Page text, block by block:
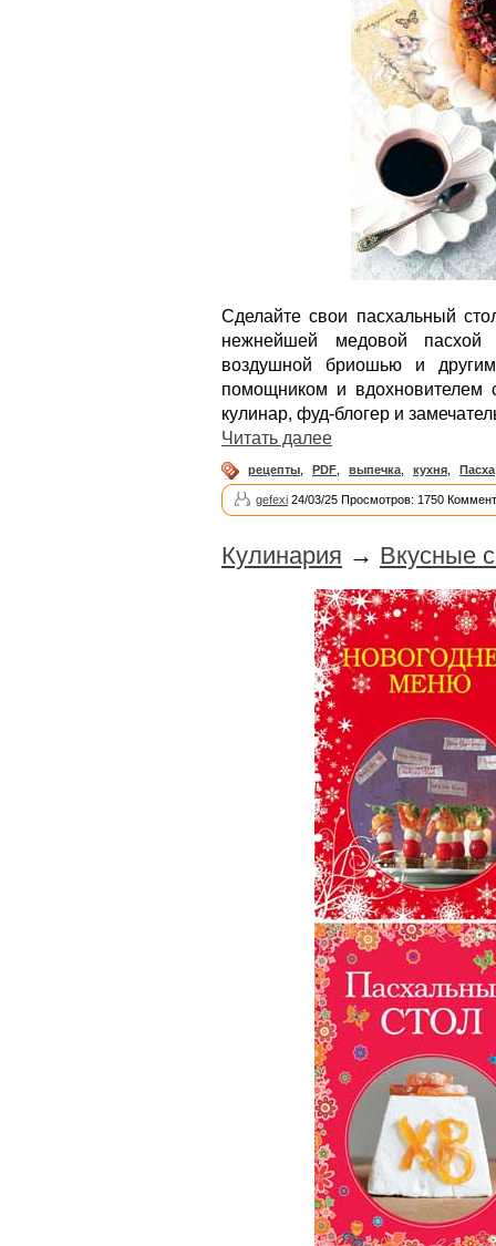
Сделайте свои пасхальный
нежнейшей медовой пасхой
воздушной бриошью и
помощником и вдохновителем
кулинар, фуд-блогер и
Читать далее
рецепты PDF выпечка кухня Пасха
gefexi 24/03/25 Просмотров: 1750
Кулинария → Вкусные